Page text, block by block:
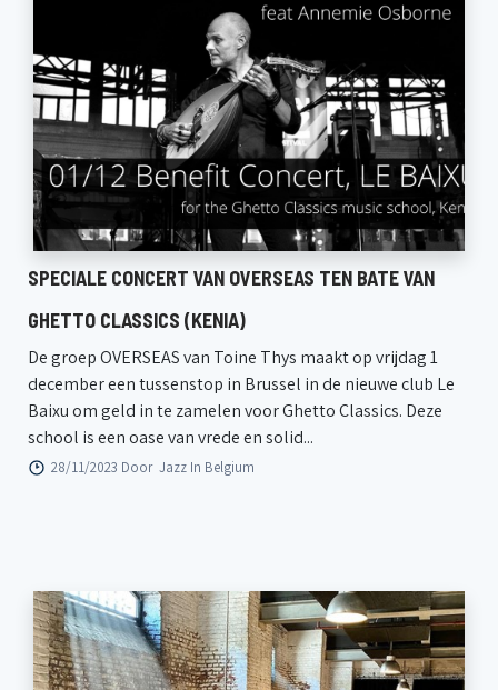
SPECIALE CONCERT VAN OVERSEAS TEN BATE VAN
GHETTO CLASSICS (KENIA)
De groep OVERSEAS van Toine Thys maakt op vrijdag 1
december een tussenstop in Brussel in de nieuwe club Le
Baixu om geld in te zamelen voor Ghetto Classics. Deze
school is een oase van vrede en solid...
28/11/2023 Door Jazz In Belgium